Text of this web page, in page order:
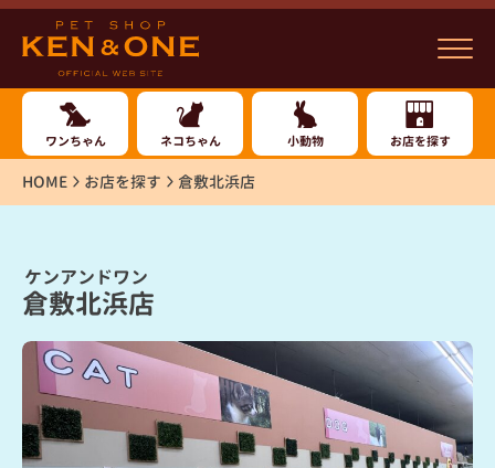
ワンちゃん ネコちゃん 小動物 お店を探す
HOME お店を探す 倉敷北浜店
ケンアンドワン
倉敷北浜店